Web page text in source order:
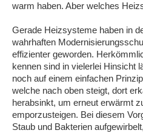
warm haben. Aber welches
Gerade Heizsysteme haben in
wahrhaften
effizienter geworden.
kennen sind in vielerlei Hinsicht
noch auf einem einfachen
welche nach oben steigt, dort
herabsinkt, um erneut erwärmt
emporzusteigen. Bei diesem
Staub und Bakterien